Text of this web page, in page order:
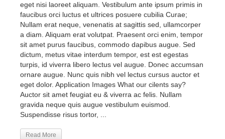
eget nisi laoreet aliquam. Vestibulum ante ipsum primis in
faucibus orci luctus et ultrices posuere cubilia Curae;
Nullam erat neque, venenatis at sagittis sed, ullamcorper
a diam. Aliquam erat volutpat. Praesent orci enim, tempor
sit amet purus faucibus, commodo dapibus augue. Sed
dictum, metus vitae interdum tempor, est est egestas
turpis, id viverra libero lectus vel augue. Donec accumsan
ornare augue. Nunc quis nibh vel lectus cursus auctor et
eget dolor. Application Images What our cilents say?
Auctor sit amet feugiat eu & viverra ac felis. Nullam
gravida neque quis augue vestibulum euismod.
Suspendisse risus tortor, ...
Read More